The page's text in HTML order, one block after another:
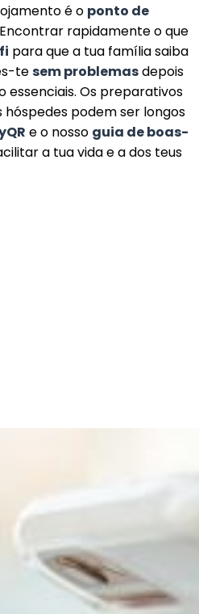
é o ponto de
rapidamente o que
para que a tua família saiba
tesem problemasdepois
essenciais. Os preparativos
podem ser longos
e o nosso guia de boas-
a tua vida e a dos teus